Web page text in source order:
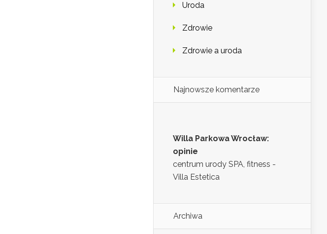
Uroda
Zdrowie
Zdrowie a uroda
Najnowsze komentarze
Willa Parkowa Wrocław:
opinie
centrum urody SPA, fitness -
Villa Estetica
Archiwa